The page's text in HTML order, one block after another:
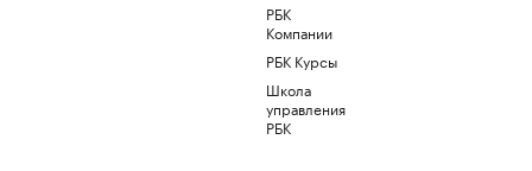
РБК
Компании
РБК Курсы
Школа
управления
РБК